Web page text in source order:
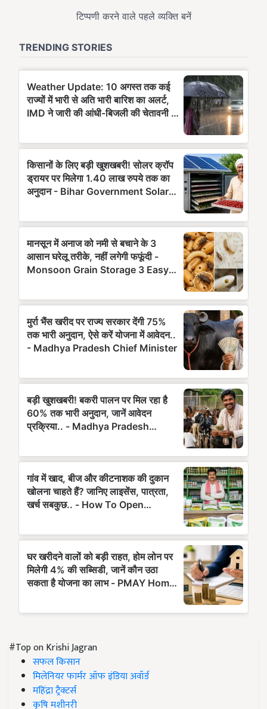
#Top on Krishi Jagran
सफल किसान
मिलेनियर फार्मर ऑफ इंडिया अवॉर्ड
महिंद्रा ट्रैक्टर्स
कृषि मशीनरी